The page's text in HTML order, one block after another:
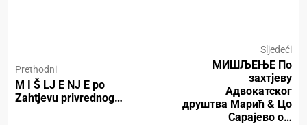
Prethodni
M I Š LJ E NJ E po
Zahtjevu privrednog…
Sljedeći
МИШЉЕЊЕ По
захтјеву
Адвокатског
друштва Марић & Цо
Сарајево о…